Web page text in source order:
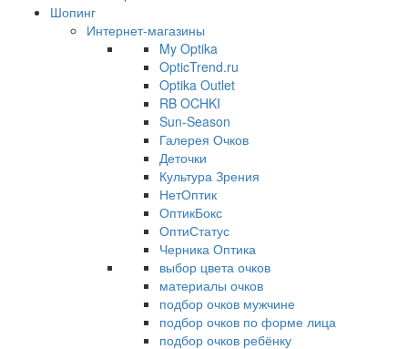
Шопинг
Интернет-магазины
My Optika
OpticTrend.ru
Optika Outlet
RB OCHKI
Sun-Season
Галерея Очков
Деточки
Культура Зрения
НетОптик
ОптикБокс
ОптиСтатус
Черника Оптика
выбор цвета очков
материалы очков
подбор очков мужчине
подбор очков по форме лица
подбор очков ребёнку